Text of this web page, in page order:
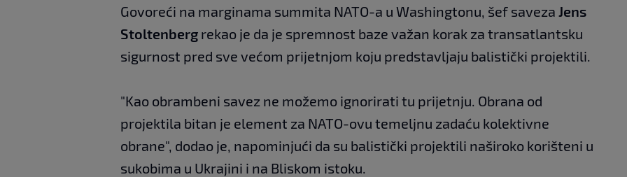
Govoreći na marginama summita NATO-a u Washingtonu, šef saveza Jens
Stoltenberg rekao je da je spremnost baze važan korak za transatlantsku
sigurnost pred sve većom prijetnjom koju predstavljaju balistički projektili.
"Kao obrambeni savez ne možemo ignorirati tu prijetnju. Obrana od
projektila bitan je element za NATO-ovu temeljnu zadaću kolektivne
obrane", dodao je, napominjući da su balistički projektili naširoko korišteni u
sukobima u Ukrajini i na Bliskom istoku.